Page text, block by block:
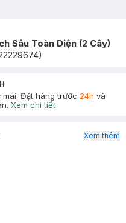
Sâu Toàn Diện (2 Cây)
)
mai. Đặt hàng trước 24h và
Xem chi tiết
Xem thêm